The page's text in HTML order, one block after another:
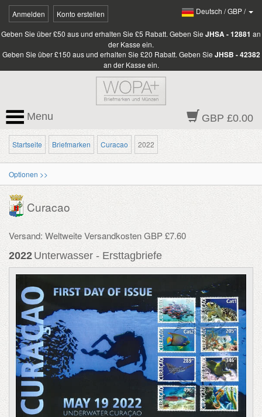
Anmelden Konto erstellen Deutsch /GBP/
Geben Sie über £50 aus und erhalten Sie £5 Rabatt. Geben Sie JHSA - 12881 an
der Kasse ein.
Geben Sie über £150 aus und erhalten Sie £20 Rabatt. Geben Sie JHSB - 42382
an der Kasse ein.
GBP £0.00
Menu
Startseite Briefmarken Curacao 2022
Optionen >>
Curacao
Versand: Weltweite Versandkosten GBP £7.60
2022 Unterwasser - Ersttagbriefe